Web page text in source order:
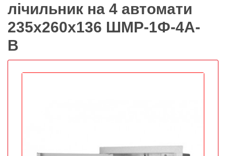
лічильник на 4 автомати
235х260х136 ШМР-1Ф-4А-
В